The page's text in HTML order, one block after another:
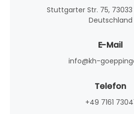
Stuttgarter Str. 75,
Deutschland
E-Mail
info@kh-
Telefon
+49 7161